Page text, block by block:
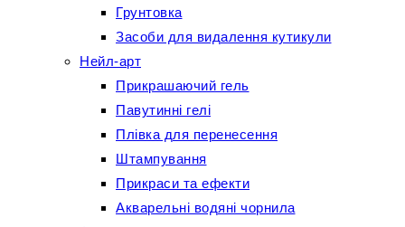
Грунтовка
Засоби для видалення кутикули
Нейл-арт
Прикрашаючий гель
Павутинні гелі
Плівка для перенесення
Штампування
Прикраси та ефекти
Акварельні водяні чорнила